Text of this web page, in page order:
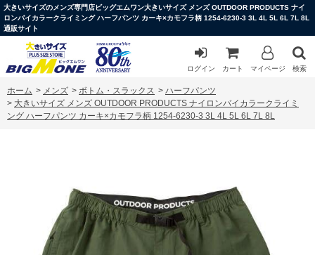
大きいサイズのメンズ専門店ビッグエムワン大きいサイズ メンズ OUTDOOR PRODUCTS ナイ
ロンバイカラークライミング ハーフパンツ カーキ×カモフラ柄 1254-6230-3 3L 4L 5L 6L 7L 8L
通販サイト
ログイン カート マイページ 検索
ホーム > メンズ > ボトム・スラックス > ハーフパンツ
> 大きいサイズ メンズ OUTDOOR PRODUCTS ナイロンバイカラークライミ
ング ハーフパンツ カーキ×カモフラ柄 1254-6230-3 3L 4L 5L 6L 7L 8L